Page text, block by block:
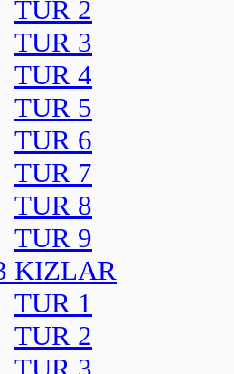
TUR 2
TUR 3
TUR 4
TUR 5
TUR 6
TUR 7
TUR 8
TUR 9
KIZLAR
TUR 1
TUR 2